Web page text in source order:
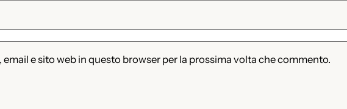
email e sito web in questo browser per la prossima volta che commento.